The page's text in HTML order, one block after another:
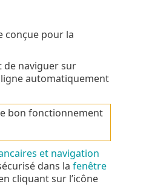
conçue pour la
de naviguer sur
automatiquement
bon fonctionnement
et navigation
dans la fenêtre
cliquant sur l’icône